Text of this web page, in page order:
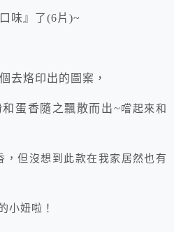
味』了(6片)~
去烙印出的圖案，
蛋香隨之飄散而出~嚐起來和
，但沒想到此款在我家居然也有
小妞啦！